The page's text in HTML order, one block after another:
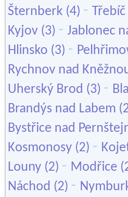
Šternberk (4) - Třebíč
Kyjov (3) - Jablonec
Hlinsko (3) -
Rychnov nad
Uherský Brod (3) -
Brandýs nad Labem
Bystřice nad
Kosmonosy (2) -
Louny (2) - Modřice
Náchod (2) -